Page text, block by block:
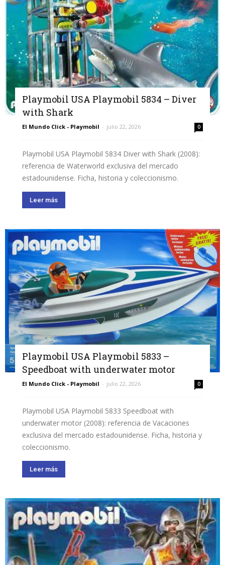
Playmobil USA Playmobil 5834 – Diver
with Shark
El Mundo Click - Playmobil - julio 22, 2026 0
Playmobil USA Playmobil 5834 Diver with Shark (2008):
referencia de Waterworld exclusiva del mercado
estadounidense. Ficha, historia y coleccionismo.
Leer más
Playmobil USA Playmobil 5833 –
Speedboat with underwater motor
El Mundo Click - Playmobil - julio 22, 2026 0
Playmobil USA Playmobil 5833 Speedboat with
underwater motor (2008): referencia de Vacaciones
exclusiva del mercado estadounidense. Ficha, historia y
coleccionismo.
Leer más